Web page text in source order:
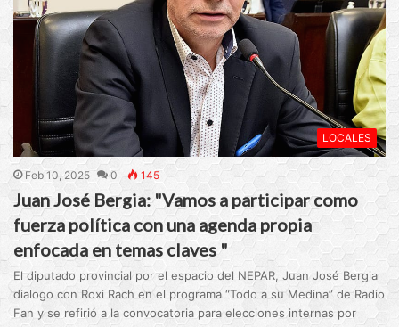
LOCALES
Feb 10, 2025 0 145
Juan José Bergia: "Vamos a participar como
fuerza política con una agenda propia
enfocada en temas claves "
El diputado provincial por el espacio del NEPAR, Juan José Bergia
dialogo con Roxi Rach en el programa “Todo a su Medina” de Radio
Fan y se refirió a la convocatoria para elecciones internas por